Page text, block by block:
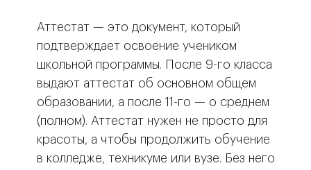
Аттестат — это документ, который
подтверждает освоение учеником
школьной программы. После 9-го класса
выдают аттестат об основном общем
образовании, а после 11-го — о среднем
(полном). Аттестат нужен не просто для
красоты, а чтобы продолжить обучение
в колледже, техникуме или вузе. Без него